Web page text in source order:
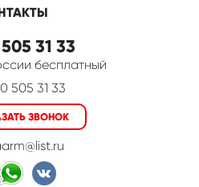
31 33
бесплатный
505 31 33
ЗВОНОК